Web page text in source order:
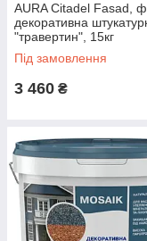
AURA Citadel Fasad,
декоративна
"травертин", 15кг
Під замовлення
3 460 ₴